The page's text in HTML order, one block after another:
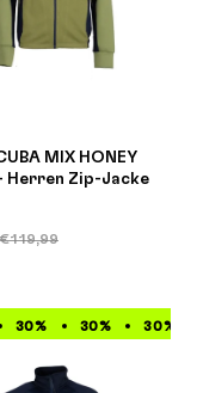
MIX HONEY
Herren Zip-Jacke
€119,99
33% 33% 33%
30% 30% 30%